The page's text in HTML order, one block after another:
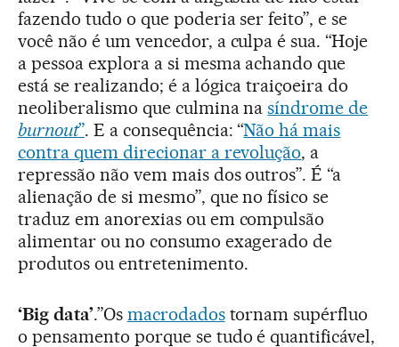
fazendo tudo o que poderia ser feito”, e se
você não é um vencedor, a culpa é sua. “Hoje
a pessoa explora a si mesma achando que
está se realizando; é a lógica traiçoeira do
neoliberalismo que culmina nasíndrome de
burnout”. E a consequência: “Não há mais
contra quem direcionar a revolução, a
repressão não vem mais dos outros”. É “a
alienação de si mesmo”, que no físico se
traduz em anorexias ou em compulsão
alimentar ou no consumo exagerado de
produtos ou entretenimento.
‘Big data’.”Os macrodadostornam supérfluo
o pensamento porque se tudo é quantificável,